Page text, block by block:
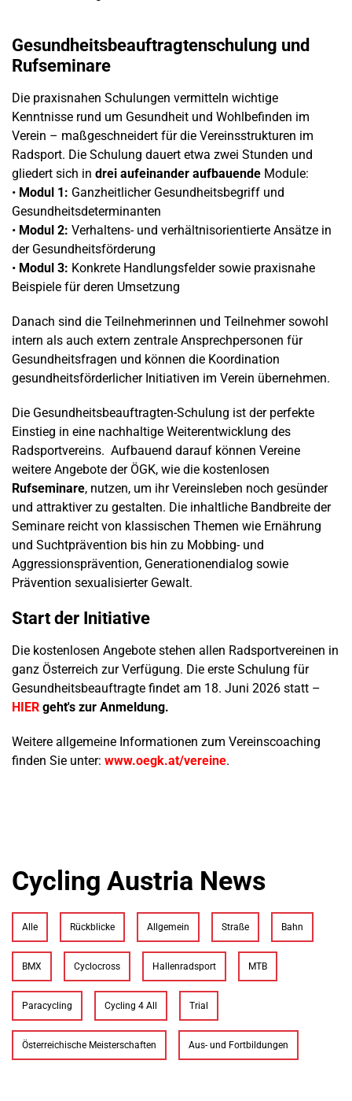
Gesundheitsbeauftragtenschulung und
Rufseminare
Die praxisnahen Schulungen vermitteln wichtige
Kenntnisse rund um Gesundheit und Wohlbefinden im
Verein – maßgeschneidert für die Vereinsstrukturen im
Radsport. Die Schulung dauert etwa zwei Stunden und
gliedert sich in drei aufeinander aufbauende Module:
• Modul 1: Ganzheitlicher Gesundheitsbegriff und
Gesundheitsdeterminanten
• Modul 2: Verhaltens- und verhältnisorientierte Ansätze in
der Gesundheitsförderung
• Modul 3: Konkrete Handlungsfelder sowie praxisnahe
Beispiele für deren Umsetzung
Danach sind die Teilnehmerinnen und Teilnehmer sowohl
intern als auch extern zentrale Ansprechpersonen für
Gesundheitsfragen und können die Koordination
gesundheitsförderlicher Initiativen im Verein übernehmen.
Die Gesundheitsbeauftragten-Schulung ist der perfekte
Einstieg in eine nachhaltige Weiterentwicklung des
Radsportvereins. Aufbauend darauf können Vereine
weitere Angebote der ÖGK, wie die kostenlosen
Rufseminare, nutzen, um ihr Vereinsleben noch gesünder
und attraktiver zu gestalten. Die inhaltliche Bandbreite der
Seminare reicht von klassischen Themen wie Ernährung
und Suchtprävention bis hin zu Mobbing- und
Aggressionsprävention, Generationendialog sowie
Prävention sexualisierter Gewalt.
Start der Initiative
Die kostenlosen Angebote stehen allen Radsportvereinen in
ganz Österreich zur Verfügung. Die erste Schulung für
Gesundheitsbeauftragte findet am 18. Juni 2026 statt –
HIER geht's zur Anmeldung.
Weitere allgemeine Informationen zum Vereinscoaching
finden Sie unter: www.oegk.at/vereine.
Cycling Austria News
Alle Rückblicke Allgemein Straße Bahn
BMX Cyclocross Hallenradsport MTB
Paracycling Cycling 4 All Trial
Österreichische Meisterschaften Aus- und Fortbildungen